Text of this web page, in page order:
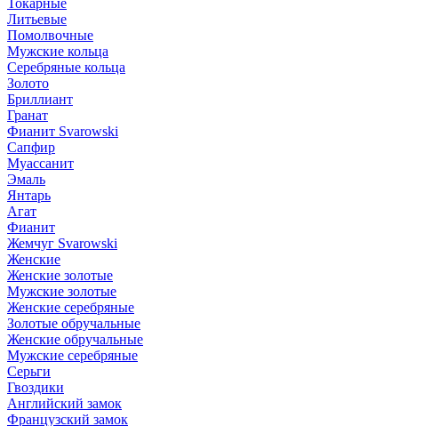
Токарные
Литьевые
Помолвочные
Мужские кольца
Серебряные кольца
Золото
Бриллиант
Гранат
Фианит Svarowski
Сапфир
Муассанит
Эмаль
Янтарь
Агат
Фианит
Жемчуг Svarowski
Женские
Женские золотые
Мужские золотые
Женские серебряные
Золотые обручальные
Женские обручальные
Мужские серебряные
Серьги
Гвоздики
Английский замок
Французский замок